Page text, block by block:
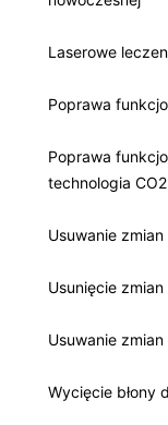
Laserowe
Poprawa
Poprawa
technologia CO2
Usuwanie
Usunięcie
Usuwanie
Wycięcie błony